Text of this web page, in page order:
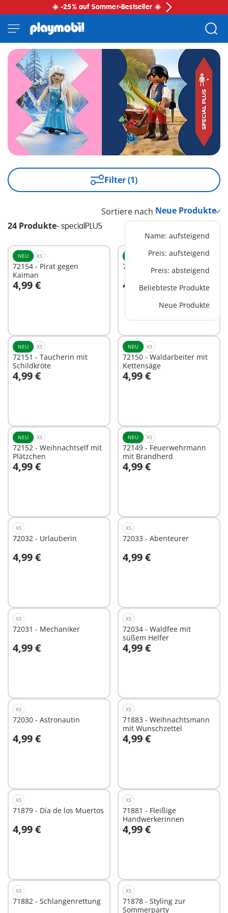
☀️ -25% auf Sommer-Bestseller ☀️
Filter (1)
24 Produkte- specialPLUS
Sortiere nach
Name: aufsteigend
Preis: aufsteigend
Preis: absteigend
Beliebteste Produkte
Neue Produkte
NEU XS
72154 - Pirat gegen
Kaiman
4,99 €
XS
72153 - Eisprinzessin
4,99 €In den Warenkorb
NEU XS
72151 - Taucherin mit
Schildkröte
4,99 €
NEU XS
72150 - Waldarbeiter mit
Kettensäge
4,99 €
NEU XS
72152 - Weihnachtself mit
Plätzchen
4,99 €
NEU XS
72149 - Feuerwehrmann
mit Brandherd
4,99 €
In den Warenkorb
XS
72032 - Urlauberin
4,99 €
In den Warenkorb
XS
72033 - Abenteurer
4,99 €
In den Warenkorb
XS
72031 - Mechaniker
4,99 €
In den Warenkorb
XS
72034 - Waldfee mit
süßem Helfer
4,99 €
In den Warenkorb
XS
72030 - Astronautin
4,99 €
In den Warenkorb
XS
71883 - Weihnachtsmann
mit Wunschzettel
4,99 €
In den Warenkorb
XS
71879 - Día de los Muertos
4,99 €
In den Warenkorb
XS
71881 - Fleißige
Handwerkerinnen
4,99 €
In den Warenkorb
XS
71882 - Schlangenrettung
XS
71878 - Styling zur
Sommerparty